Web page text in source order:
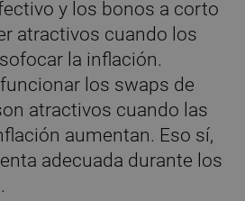
y los bonos a corto
atractivos cuando los
la inflación.
los swaps de
atractivos cuando las
aumentan. Eso sí,
adecuada durante los